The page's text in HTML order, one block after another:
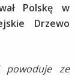
Polskę w
Drzewo
powoduje ze